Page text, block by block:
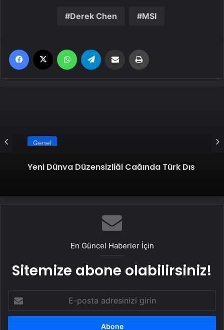
Derek Chen MSI
Facebook WhatsApp Email'den paylaş
Genel
Politikası ve Hakan Fidan Faktörü
En Güncel Haberler İçin
Sitemize abone olabilirsiniz!
posta
adresinizi